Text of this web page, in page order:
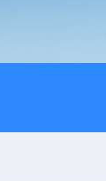
T 50080-